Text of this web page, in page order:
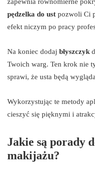
pędzelka do ust pozwoli Ci
efekt niczym po pracy
Na koniec dodaj błyszczyk
Twoich warg. Ten krok nie
sprawi, że usta będą
Wykorzystując te metody
cieszyć się pięknymi i
Jakie są porady
makijażu?